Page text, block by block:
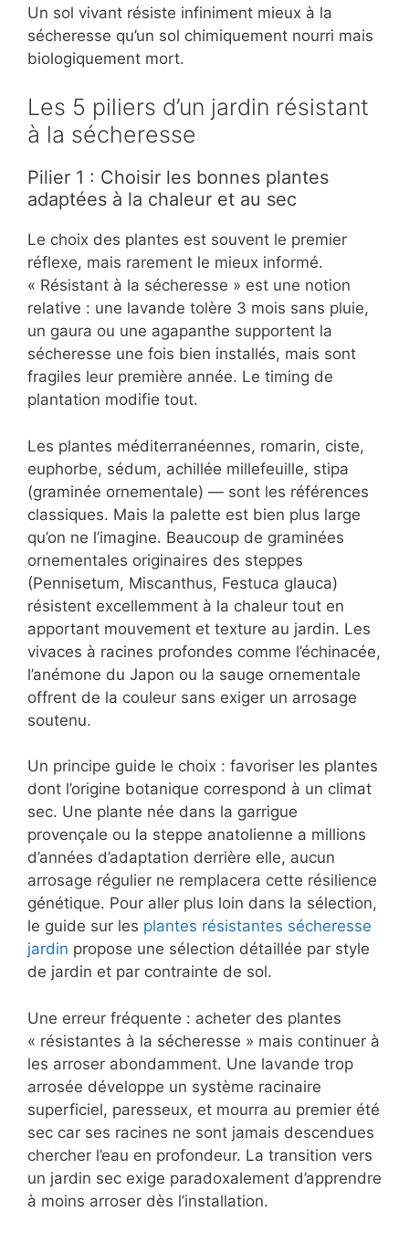
Un sol vivant résiste infiniment mieux à la
sécheresse qu’un sol chimiquement nourri mais
biologiquement mort.
Les 5 piliers d’un jardin résistant
à la sécheresse
Pilier 1 : Choisir les bonnes plantes
adaptées à la chaleur et au sec
Le choix des plantes est souvent le premier
réflexe, mais rarement le mieux informé.
« Résistant à la sécheresse » est une notion
relative : une lavande tolère 3 mois sans pluie,
un gaura ou une agapanthe supportent la
sécheresse une fois bien installés, mais sont
fragiles leur première année. Le timing de
plantation modifie tout.
Les plantes méditerranéennes, romarin, ciste,
euphorbe, sédum, achillée millefeuille, stipa
(graminée ornementale) — sont les références
classiques. Mais la palette est bien plus large
qu’on ne l’imagine. Beaucoup de graminées
ornementales originaires des steppes
(Pennisetum, Miscanthus, Festuca glauca)
résistent excellemment à la chaleur tout en
apportant mouvement et texture au jardin. Les
vivaces à racines profondes comme l’échinacée,
l’anémone du Japon ou la sauge ornementale
offrent de la couleur sans exiger un arrosage
soutenu.
Un principe guide le choix : favoriser les plantes
dont l’origine botanique correspond à un climat
sec. Une plante née dans la garrigue
provençale ou la steppe anatolienne a millions
d’années d’adaptation derrière elle, aucun
arrosage régulier ne remplacera cette résilience
génétique. Pour aller plus loin dans la sélection,
le guide sur les plantes résistantes sécheresse
jardin propose une sélection détaillée par style
de jardin et par contrainte de sol.
Une erreur fréquente : acheter des plantes
« résistantes à la sécheresse » mais continuer à
les arroser abondamment. Une lavande trop
arrosée développe un système racinaire
superficiel, paresseux, et mourra au premier été
sec car ses racines ne sont jamais descendues
chercher l’eau en profondeur. La transition vers
un jardin sec exige paradoxalement d’apprendre
à moins arroser dès l’installation.